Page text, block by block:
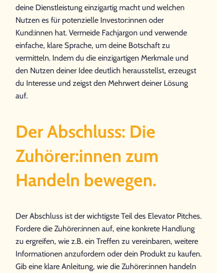
deine Dienstleistung einzigartig macht und welchen
Nutzen es für potenzielle Investor:innen oder
Kund:innen hat. Vermeide Fachjargon und verwende
einfache, klare Sprache, um deine Botschaft zu
vermitteln. Indem du die einzigartigen Merkmale und
den Nutzen deiner Idee deutlich herausstellst, erzeugst
du Interesse und zeigst den Mehrwert deiner Lösung
auf.
Der Abschluss: Die
Zuhörer:innen zum
Handeln bewegen.
Der Abschluss ist der wichtigste Teil des Elevator Pitches.
Fordere die Zuhörer:innen auf, eine konkrete Handlung
zu ergreifen, wie z.B. ein Treffen zu vereinbaren, weitere
Informationen anzufordern oder dein Produkt zu kaufen.
Gib eine klare Anleitung, wie die Zuhörer:innen handeln